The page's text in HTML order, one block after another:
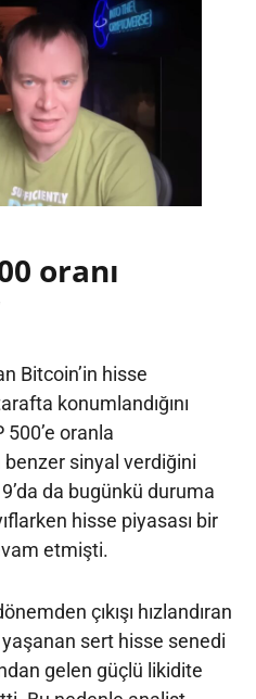
oranı
Bitcoin’in hisse
konumlandığını
500’e oranla
benzer sinyal verdiğini
da bugünkü duruma
hisse piyasası bir
etmişti.
çıkışı hızlandıran
sert hisse senedi
gelen güçlü likidite